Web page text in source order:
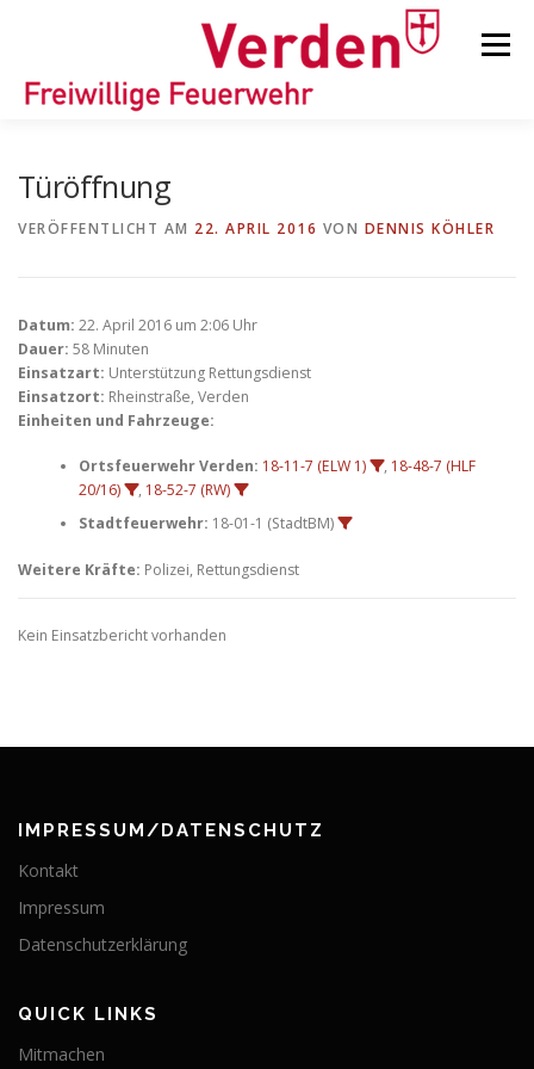
Menü
KINDER-/JUGENDFEUERWEHR
Türöffnung
VERÖFFENTLICHT AM 22. APRIL 2016 VON DENNIS KÖHLER
Datum: 22. April 2016 um 2:06 Uhr
Dauer: 58 Minuten
Einsatzart: Unterstützung Rettungsdienst
Einsatzort: Rheinstraße, Verden
Einheiten und Fahrzeuge:
Ortsfeuerwehr Verden: 18-11-7 (ELW 1) , 18-48-7 (HLF
20/16)
, 18-52-7 (RW)
Stadtfeuerwehr: 18-01-1 (StadtBM)
Weitere Kräfte: Polizei, Rettungsdienst
Kein Einsatzbericht vorhanden
IMPRESSUM/DATENSCHUTZ
Kontakt
Impressum
Datenschutzerklärung
QUICK LINKS
Mitmachen